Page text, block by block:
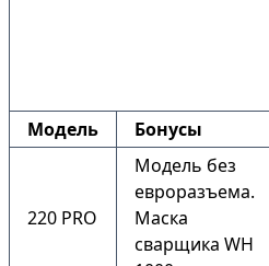
Модель
Бонусы
220 PRO
Модель без
евроразъема.
Маска
сварщика WH